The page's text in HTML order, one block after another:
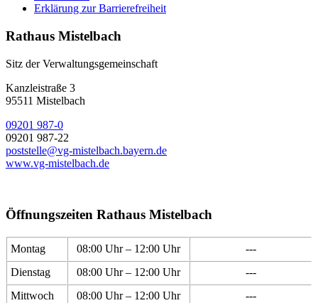
Erklärung zur Barrierefreiheit
Rathaus Mistelbach
Sitz der Verwaltungsgemeinschaft
Kanzleistraße 3
95511 Mistelbach
09201 987-0
09201 987-22
poststelle@vg-mistelbach.bayern.de
www.vg-mistelbach.de
Öffnungszeiten Rathaus Mistelbach
Montag 08:00 Uhr – 12:00 Uhr
---
Dienstag
08:00 Uhr – 12:00 Uhr
---
Mittwoch
08:00 Uhr – 12:00 Uhr
---